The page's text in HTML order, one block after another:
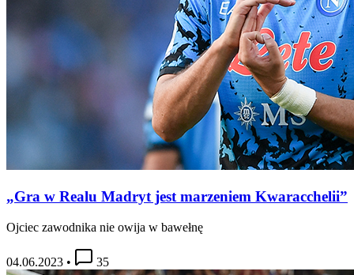
„Gra w Realu Madryt jest marzeniem Kwaracchelii”
Ojciec zawodnika nie owija w bawełnę
04.06.2023 • 35